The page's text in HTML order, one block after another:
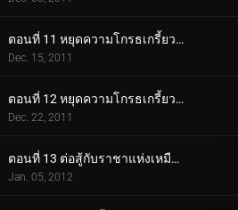
ตอนที่ 11 หยุดความโกรธเกรี้ยวแห่งตำนาน! (1)
Dec. 15, 2011
ตอนที่ 12 หยุดความโกรธเกรี้ยวแห่งตำนาน! (2)
Dec. 22, 2011
ตอนที่ 13 ต่อสู้กับราชาแห่งเหมือง!
Jan. 05, 2012